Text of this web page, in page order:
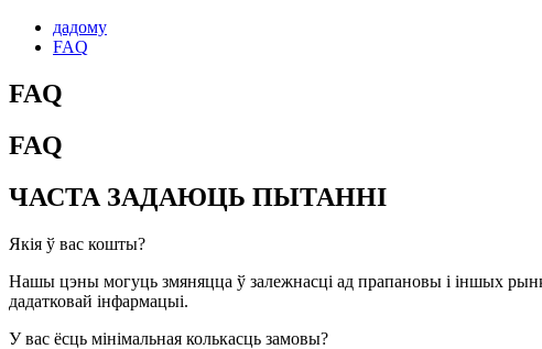
дадому
FAQ
FAQ
FAQ
ЧАСТА ЗАДАЮЦЬ ПЫТАННІ
Якія ў вас кошты?
Нашы цэны могуць змяняцца ў залежнасці ад прапановы і іншых
дадатковай інфармацыі.
У вас ёсць мінімальная колькасць замовы?